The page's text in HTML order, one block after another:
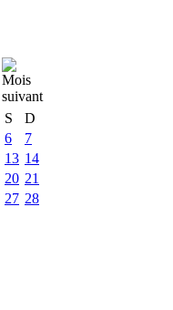
S
D
6
7
13 14
20 21
27 28